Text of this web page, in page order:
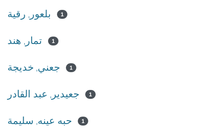
بلعور, رقية 1
تمار, هند 1
جعني, خديجة 1
جعيدير, عبد القادر 1
حبه عينه, سليمة 1